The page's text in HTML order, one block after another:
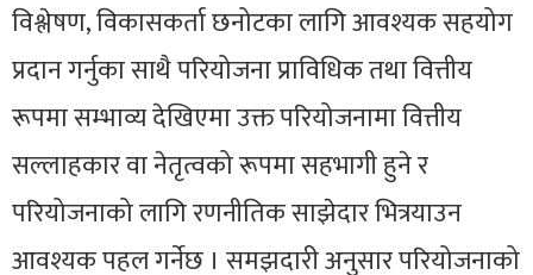
विश्लेषण, विकासकर्ता छनोटका लागि आवश्यक सहयोग
प्रदान गर्नुका साथै परियोजना प्राविधिक तथा वित्तीय
रूपमा सम्भाव्य देखिएमा उक्त परियोजनामा वित्तीय
सल्लाहकार वा नेतृत्वको रूपमा सहभागी हुने र
परियोजनाको लागि रणनीतिक साझेदार भित्रयाउन
आवश्यक पहल गर्नेछ । समझदारी अनुसार परियोजनाको